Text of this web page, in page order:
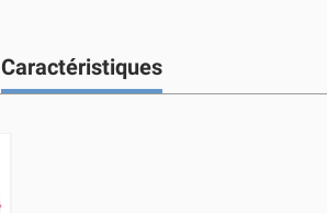
Caractéristiques